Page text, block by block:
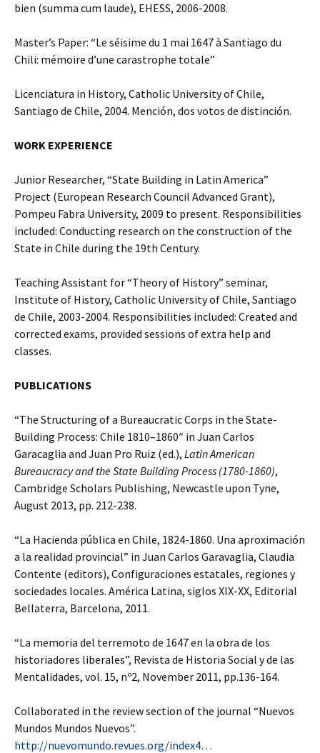
bien (summa cum laude), EHESS, 2006-2008.
Master’s Paper: “Le séisime du 1 mai 1647 à Santiago du
Chili: mémoire d’une carastrophe totale”
Licenciatura in History, Catholic University of Chile,
Santiago de Chile, 2004. Mención, dos votos de distinción.
WORK EXPERIENCE
Junior Researcher, “State Building in Latin America”
Project (European Research Council Advanced Grant),
Pompeu Fabra University, 2009 to present. Responsibilities
included: Conducting research on the construction of the
State in Chile during the 19th Century.
Teaching Assistant for “Theory of History” seminar,
Institute of History, Catholic University of Chile, Santiago
de Chile, 2003-2004. Responsibilities included: Created and
corrected exams, provided sessions of extra help and
classes.
PUBLICATIONS
“The Structuring of a Bureaucratic Corps in the State-
Building Process: Chile 1810–1860″ in Juan Carlos
Garacaglia and Juan Pro Ruiz (ed.), Latin American
Bureaucracy and the State Building Process (1780-1860),
Cambridge Scholars Publishing, Newcastle upon Tyne,
August 2013, pp. 212-238.
“La Hacienda pública en Chile, 1824-1860. Una aproximación
a la realidad provincial” in Juan Carlos Garavaglia, Claudia
Contente (editors), Configuraciones estatales, regiones y
sociedades locales. América Latina, siglos XIX-XX, Editorial
Bellaterra, Barcelona, 2011.
“La memoria del terremoto de 1647 en la obra de los
historiadores liberales”, Revista de Historia Social y de las
Mentalidades, vol. 15, nº2, November 2011, pp.136-164.
Collaborated in the review section of the journal “Nuevos
Mundos Mundos Nuevos”.
http://nuevomundo.revues.org/index4…